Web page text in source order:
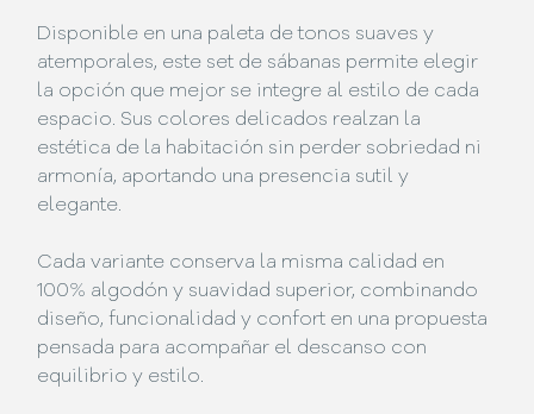
Disponible en una paleta de tonos suaves y
atemporales, este set de sábanas permite elegir
la opción que mejor se integre al estilo de cada
espacio. Sus colores delicados realzan la
estética de la habitación sin perder sobriedad ni
armonía, aportando una presencia sutil y
elegante.
Cada variante conserva la misma calidad en
100% algodón y suavidad superior, combinando
diseño, funcionalidad y confort en una propuesta
pensada para acompañar el descanso con
equilibrio y estilo.